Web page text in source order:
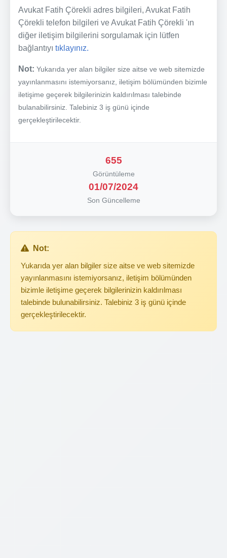
Avukat Fatih Çörekli adres bilgileri, Avukat Fatih
Çörekli telefon bilgileri ve Avukat Fatih Çörekli 'ın
diğer iletişim bilgilerini sorgulamak için lütfen
bağlantıyı tıklayınız.
Not: Yukarıda yer alan bilgiler size aitse ve web sitemizde
yayınlanmasını istemiyorsanız, iletişim bölümünden bizimle
iletişime geçerek bilgilerinizin kaldırılması talebinde
bulanabilirsiniz. Talebiniz 3 iş günü içinde
gerçekleştirilecektir.
655
Görüntüleme
01/07/2024
Son Güncelleme
Not:
Yukarıda yer alan bilgiler size aitse ve web sitemizde
yayınlanmasını istemiyorsanız, iletişim bölümünden
bizimle iletişime geçerek bilgilerinizin kaldırılması
talebinde bulunabilirsiniz. Talebiniz 3 iş günü içinde
gerçekleştirilecektir.